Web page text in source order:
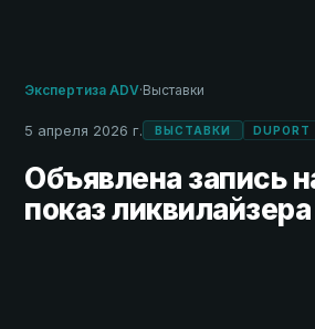
Экспертиза ADV·Выставки
5 апреля 2026 г. ВЫСТАВКИ DUPORT
Объявлена запись
показ ликвилайзера